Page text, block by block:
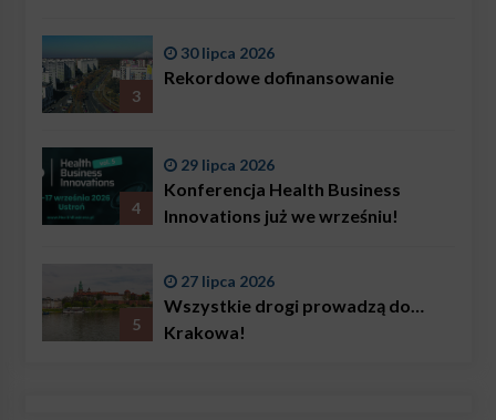
problemem są nie tylko choroby
3
30 lipca 2026
Rekordowe dofinansowanie
4
29 lipca 2026
Konferencja Health Business
Innovations już we wrześniu!
5
27 lipca 2026
Wszystkie drogi prowadzą do…
Krakowa!